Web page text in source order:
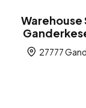
27777